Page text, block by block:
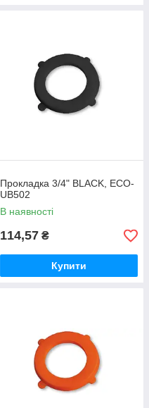
Прокладка 3/4" BLACK, ECO-
UB502
В наявності
114,57 ₴
Купити